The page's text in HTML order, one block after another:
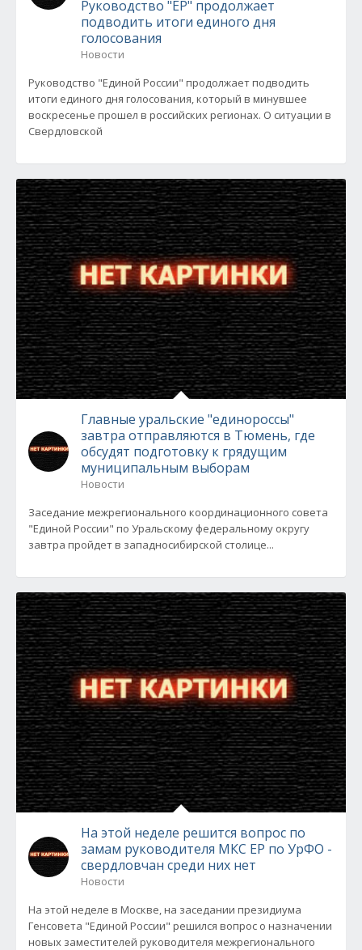
Руководство "ЕР" продолжает
подводить итоги единого дня
голосования
Новости
Руководство "Единой России" продолжает подводить
итоги единого дня голосования, который в минувшее
воскресенье прошел в российских регионах. О ситуации в
Свердловской
Главные уральские "единороссы"
завтра отправляются в Тюмень, где
обсудят подготовку к грядущим
муниципальным выборам
Новости
Заседание межрегионального координационного совета
"Единой России" по Уральскому федеральному округу
завтра пройдет в западносибирской столице...
На этой неделе решится вопрос по
замам руководителя МКС ЕР по УрФО -
свердловчан среди них нет
Новости
На этой неделе в Москве, на заседании президиума
Генсовета "Единой России" решился вопрос о назначении
новых заместителей руководителя межрегионального